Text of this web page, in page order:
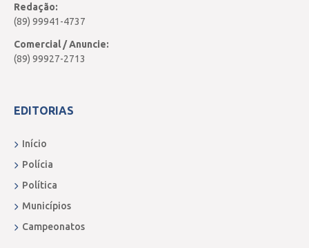
Redação:
(89) 99941-4737
Comercial / Anuncie:
(89) 99927-2713
EDITORIAS
Início
Polícia
Política
Municípios
Campeonatos